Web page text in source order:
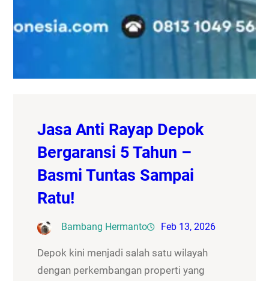
Jasa Anti Rayap Depok
Bergaransi 5 Tahun –
Basmi Tuntas Sampai
Ratu!
Bambang Hermanto Feb 13, 2026
Depok kini menjadi salah satu wilayah
dengan perkembangan properti yang